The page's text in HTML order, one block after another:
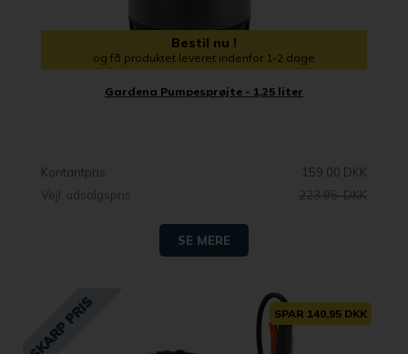
Bestil nu !
og få produktet leveret indenfor 1-2 dage
Gardena Pumpesprøjte - 1,25 liter
Kontantpris
159,00 DKK
Vejl. udsalgspris
223,95 DKK
SE MERE
SPAR 140,95 DKK